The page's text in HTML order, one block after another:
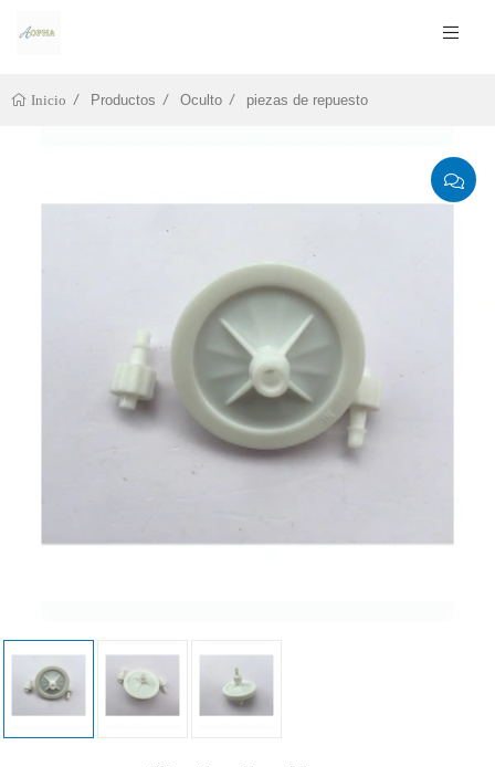
Inicio Productos Oculto piezas de repuesto